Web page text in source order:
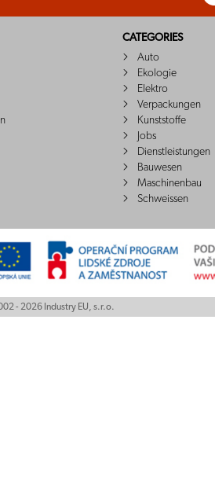
CATEGORIES
Auto
Ekologie
Elektro
Verpackungen
Kunststoffe
Jobs
Dienstleistungen
Bauwesen
Maschinenbau
Schweissen
- 2026 Industry EU, s.r.o.